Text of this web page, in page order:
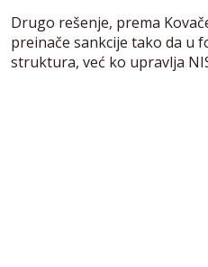
Drugo rešenje, prema
preinače sankcije tako da u
struktura, već ko upravlja